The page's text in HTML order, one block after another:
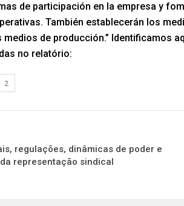
de participación en la empresa y
También establecerán los
medios de producción.” Identificamos
no relatório:
2
regulações, dinâmicas de poder e
representação sindical